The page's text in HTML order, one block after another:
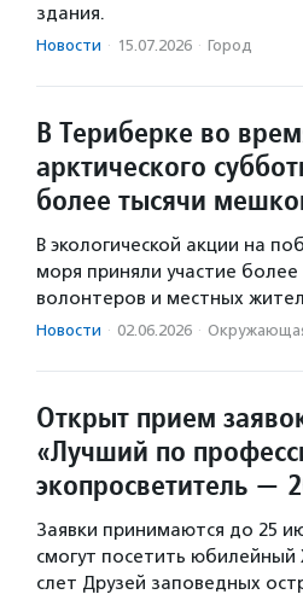
здания.
Новости · 15.07.2026 · Город
В Териберке во
арктического
более тысячи
В экологической акции на
моря приняли участие
волонтеров и местных
Новости · 02.06.2026 ·
Открыт прием
«Лучший по
экопросветитель —
Заявки принимаются до 25
смогут посетить
слет Друзей заповедных